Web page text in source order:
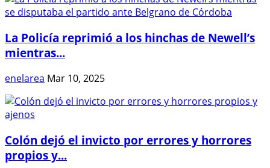
La Policía reprimió a los hinchas de Newell’s
mientras...
enelarea Mar 10, 2025
Colón dejó el invicto por errores y horrores
propios y...